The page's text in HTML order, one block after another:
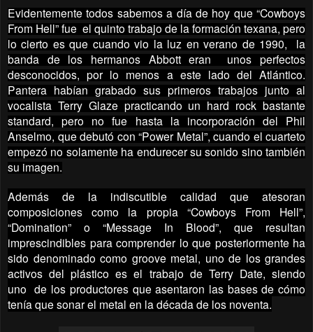
Evidentemente todos sabemos a día de hoy que “Cowboys
From Hell” fue el quinto trabajo de la formación texana, pero
lo cierto es que cuando vio la luz en verano de 1990,
la
banda de los hermanos Abbott eran
unos perfectos
desconocidos, por lo menos a este lado del Atlántico.
Pantera habían grabado sus primeros trabajos junto al
vocalista Terry Glaze practicando un hard rock bastante
standard, pero no fue hasta la incorporación del Phil
Anselmo, que debutó con “Power Metal”, cuando el cuarteto
empezó no solamente ha endurecer su sonido sino también
su imagen.
Además de la indiscutible calidad que atesoran
composiciones como la propia “Cowboys From Hell”,
“Domination” o “Message In Blood”, que resultan
imprescindibles para comprender lo que posteriormente ha
sido denominado como groove metal, uno de los grandes
activos del plástico es el trabajo de Terry Date, siendo
uno de los productores que asentaron las bases de cómo
tenía que sonar el metal en la década de los noventa.